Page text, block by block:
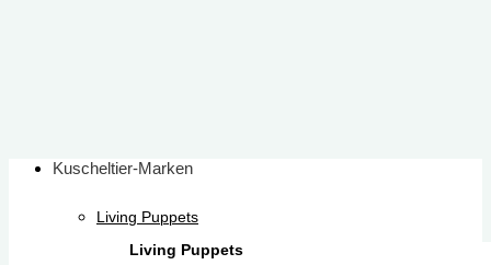
Kuscheltier-Marken
Living Puppets
Living Puppets